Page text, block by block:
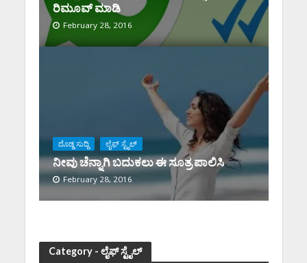
ರಿಮೂವ್‌ ಮಾಡಿ
February 28, 2016
ದೊಡ್ಡ ಸುದ್ದಿ ಲೈಫ್ ಸ್ಟೈಲ್
ನೀವು ಚೆನ್ನಾಗಿ ಬದುಕಲು ಈ ಸೂತ್ರ ಪಾಲಿಸಿ
February 28, 2016
Category - ಲೈಫ್ ಸ್ಟೈಲ್